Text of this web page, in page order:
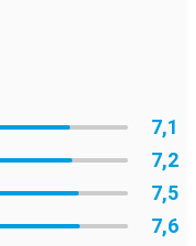
7,1
7,2
7,5
7,6